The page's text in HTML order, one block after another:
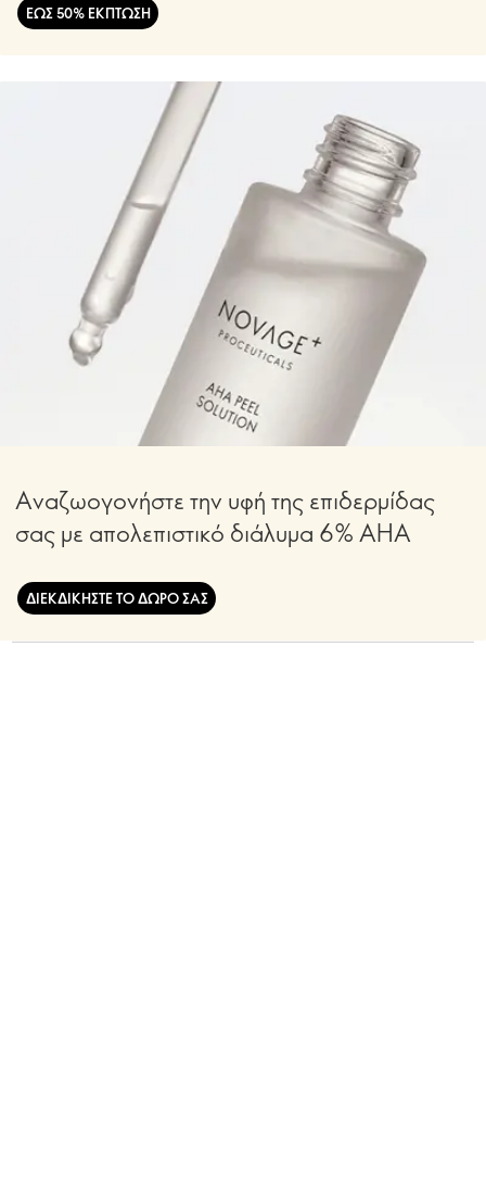
ΕΩΣ 50% ΕΚΠΤΩΣΗ
Αναζωογονήστε την υφή της επιδερμίδας
σας με απολεπιστικό διάλυμα 6% AHA
ΔΙΕΚΔΙΚΗΣΤΕ ΤΟ ΔΩΡΟ ΣΑΣ